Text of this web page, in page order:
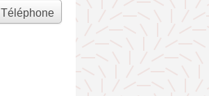
Téléphone